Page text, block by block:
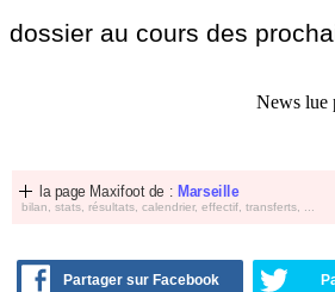
dossier au cours des
News lue
la page Maxifoot de : Marseille
bilan, stats, résultats, calendrier, effectif, transferts, ...
Partager sur Facebook